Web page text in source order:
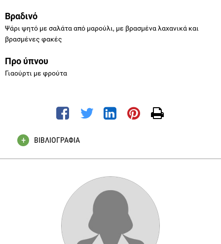
Βραδινό
Ψάρι ψητό με σαλάτα από μαρούλι, με βρασμένα λαχανικά και
βρασμένες φακές
Προ ύπνου
Γιαούρτι με φρούτα
ΒΙΒΛΙΟΓΡΑΦΙΑ
Koraym A, Waters V, Williams CL. 2009. Health benefits of
dietary fiber. Nutr Rev. Apr;67(4):188-205. doi:
10.1111/j.1753-4887.2009.00189.x. Review.
Buttriss JL, Stokes CS (2008) Dietray Fibre and Health: an
overview, Nutrition Bulletin, 33, 186–200